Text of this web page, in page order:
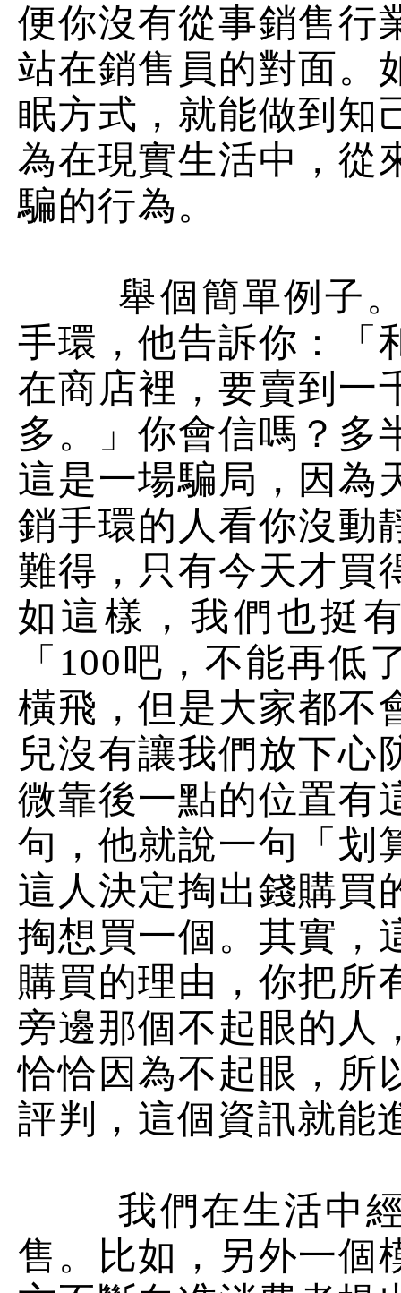
便你沒有從事銷售行
站在銷售員的對面。
眠方式，就能做到知
為在現實生活中，從
騙的行為。
舉個簡單例子。
手環，他告訴你：「
在商店裡，要賣到一
多。」你會信嗎？多
這是一場騙局，因為
銷手環的人看你沒動
難得，只有今天才買
如這樣，我們也挺
「100吧，不能再
橫飛，但是大家都不
兒沒有讓我們放下心
微靠後一點的位置有
句，他就說一句「划
這人決定掏出錢購買
掏想買一個。其實，
購買的理由，你把所
旁邊那個不起眼的人
恰恰因為不起眼，所
評判，這個資訊就能
我們在生活中經
售。比如，另外一